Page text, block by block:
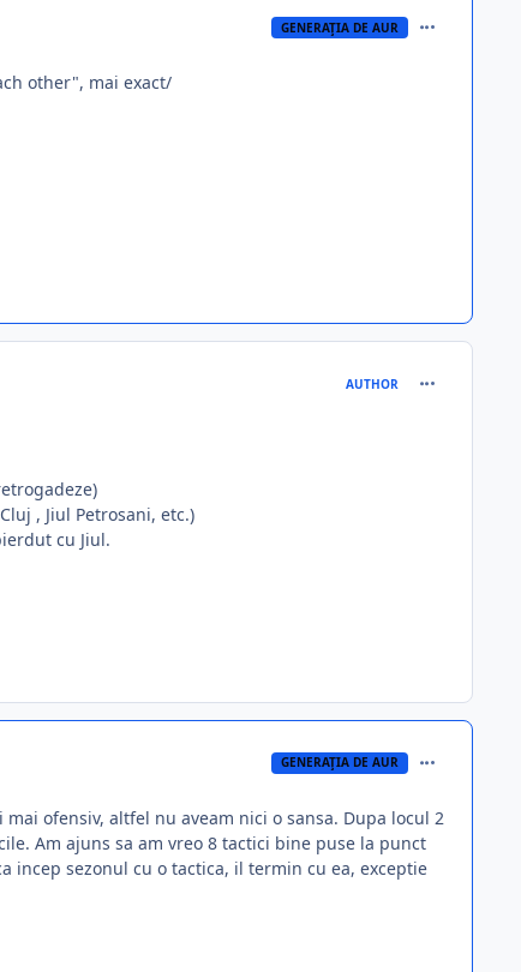
GENERAŢIA DE AUR
other", mai exact/
AUTHOR
, Jiul Petrosani, etc.)
cu Jiul.
GENERAŢIA DE AUR
ofensiv, altfel nu aveam nici o sansa. Dupa locul 2
Am ajuns sa am vreo 8 tactici bine puse la punct
incep sezonul cu o tactica, il termin cu ea, exceptie